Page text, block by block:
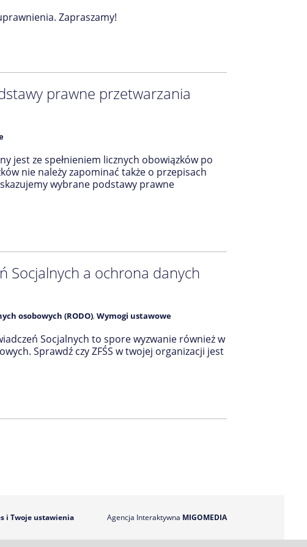
Zapraszamy!
prawne przetwarzania
jest ze spełnieniem licznych obowiązków po
nie należy zapominać także o przepisach
wybrane podstawy prawne
Socjalnych a ochrona danych
osobowych (RODO),Wymogi ustawowe
Socjalnych to spore wyzwanie również w
Sprawdź czy ZFŚS w twojej organizacji jest
i Twoje ustawienia Agencja Interaktywna MIGOMEDIA